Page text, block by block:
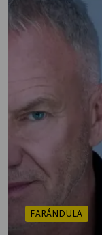
FARÁNDULA